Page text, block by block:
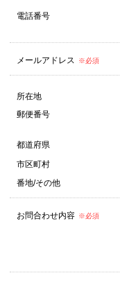
電話番号
メールアドレス ※必須
所在地
郵便番号
都道府県
市区町村
番地/その他
お問合わせ内容 ※必須